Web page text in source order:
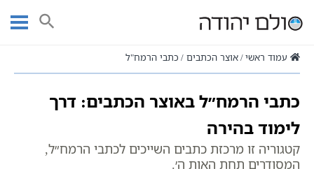
חיפוש
עמוד ראשי אוצר הכתבים כתבי הרמח"ל
כתבי הרמח״ל באוצר הכתבים: דרך
לימוד בהירה
קטגוריה זו מרכזת כתבים השייכים לכתבי הרמח״ל,
המסודרים תחת האות ה׳.